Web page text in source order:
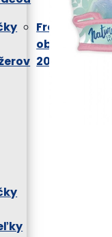
Francúzske
obliečky
200x220